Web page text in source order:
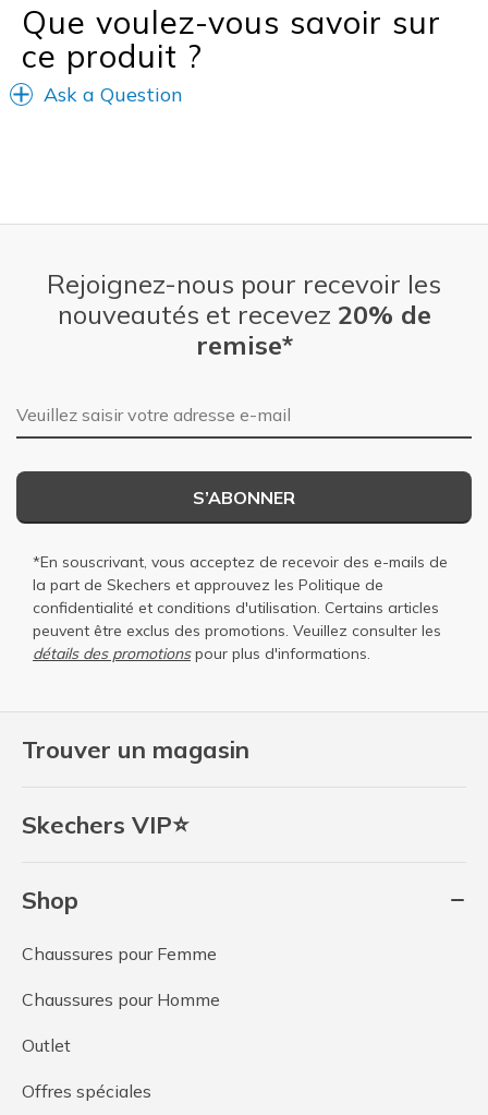
Que voulez-vous savoir sur
ce produit ?
Ask a Question
Trouver un magasin
Skechers VIP⭐
Shop
Chaussures pour Femme
Chaussures pour Homme
Outlet
Offres spéciales
Rejoignez-nous pour recevoir les
nouveautés et recevez 20% de
remise*
Adresse e-mail
S’ABONNER
*En souscrivant, vous acceptez de recevoir des e-mails de
la part de Skechers et approuvez les Politique de
confidentialité et conditions d'utilisation. Certains articles
peuvent être exclus des promotions. Veuillez consulter les
détails des promotionspour plus d'informations.